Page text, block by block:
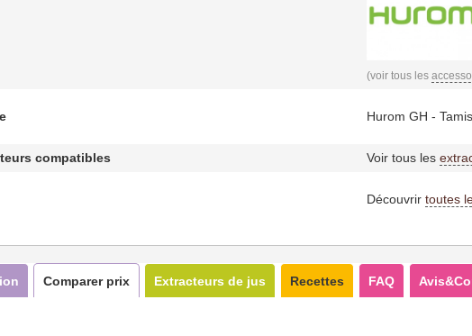
(voir tous les
Hurom GH -
compatibles Voir tous les
Découvrir toutes
Comparer prix Extracteurs de jus Recettes FAQ